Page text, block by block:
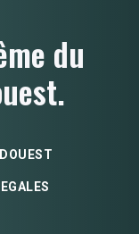
du